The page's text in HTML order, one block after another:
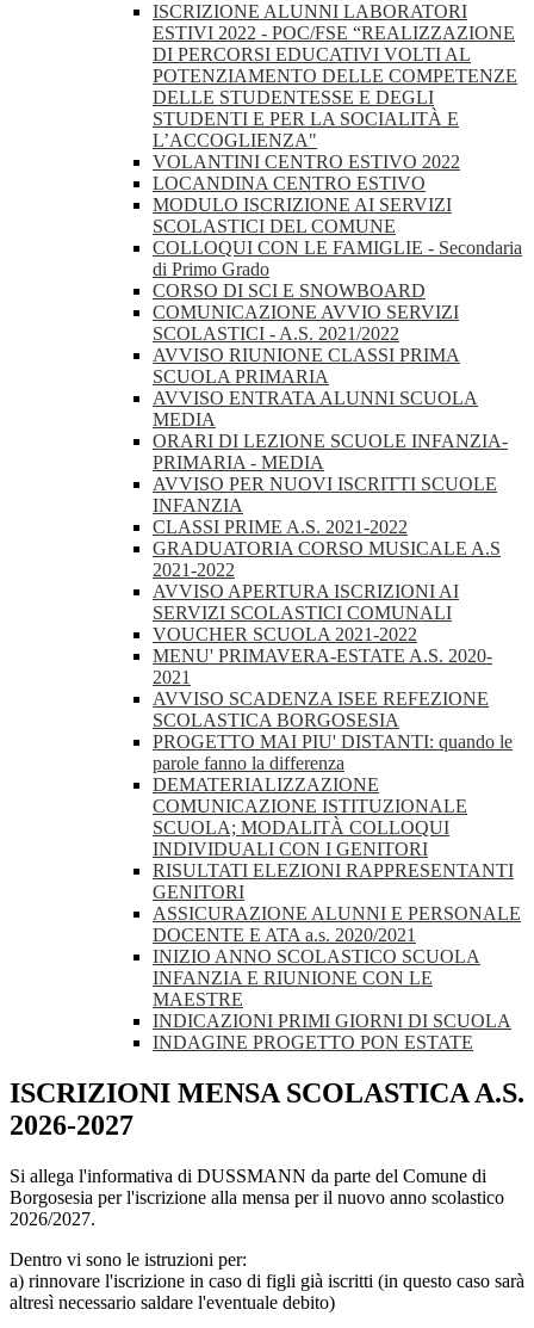
ISCRIZIONE ALUNNI LABORATORI
ESTIVI 2022 - POC/FSE “REALIZZAZIONE
DI PERCORSI EDUCATIVI VOLTI AL
POTENZIAMENTO DELLE COMPETENZE
DELLE STUDENTESSE E DEGLI
STUDENTI E PER LA SOCIALITÀ E
L’ACCOGLIENZA"
VOLANTINI CENTRO ESTIVO 2022
LOCANDINA CENTRO ESTIVO
MODULO ISCRIZIONE AI SERVIZI
SCOLASTICI DEL COMUNE
COLLOQUI CON LE FAMIGLIE - Secondaria
di Primo Grado
CORSO DI SCI E SNOWBOARD
COMUNICAZIONE AVVIO SERVIZI
SCOLASTICI - A.S. 2021/2022
AVVISO RIUNIONE CLASSI PRIMA
SCUOLA PRIMARIA
AVVISO ENTRATA ALUNNI SCUOLA
MEDIA
ORARI DI LEZIONE SCUOLE INFANZIA-
PRIMARIA - MEDIA
AVVISO PER NUOVI ISCRITTI SCUOLE
INFANZIA
CLASSI PRIME A.S. 2021-2022
GRADUATORIA CORSO MUSICALE A.S
2021-2022
AVVISO APERTURA ISCRIZIONI AI
SERVIZI SCOLASTICI COMUNALI
VOUCHER SCUOLA 2021-2022
MENU' PRIMAVERA-ESTATE A.S. 2020-
2021
AVVISO SCADENZA ISEE REFEZIONE
SCOLASTICA BORGOSESIA
PROGETTO MAI PIU' DISTANTI: quando le
parole fanno la differenza
DEMATERIALIZZAZIONE
COMUNICAZIONE ISTITUZIONALE
SCUOLA; MODALITÀ COLLOQUI
INDIVIDUALI CON I GENITORI
RISULTATI ELEZIONI RAPPRESENTANTI
GENITORI
ASSICURAZIONE ALUNNI E PERSONALE
DOCENTE E ATA a.s. 2020/2021
INIZIO ANNO SCOLASTICO SCUOLA
INFANZIA E RIUNIONE CON LE
MAESTRE
INDICAZIONI PRIMI GIORNI DI SCUOLA
INDAGINE PROGETTO PON ESTATE
ISCRIZIONI MENSA SCOLASTICA A.S.
2026-2027
Si allega l'informativa di DUSSMANN da parte del Comune di
Borgosesia per l'iscrizione alla mensa per il nuovo anno scolastico
2026/2027.
Dentro vi sono le istruzioni per:
a) rinnovare l'iscrizione in caso di figli già iscritti (in questo caso sarà
altresì necessario saldare l'eventuale debito)